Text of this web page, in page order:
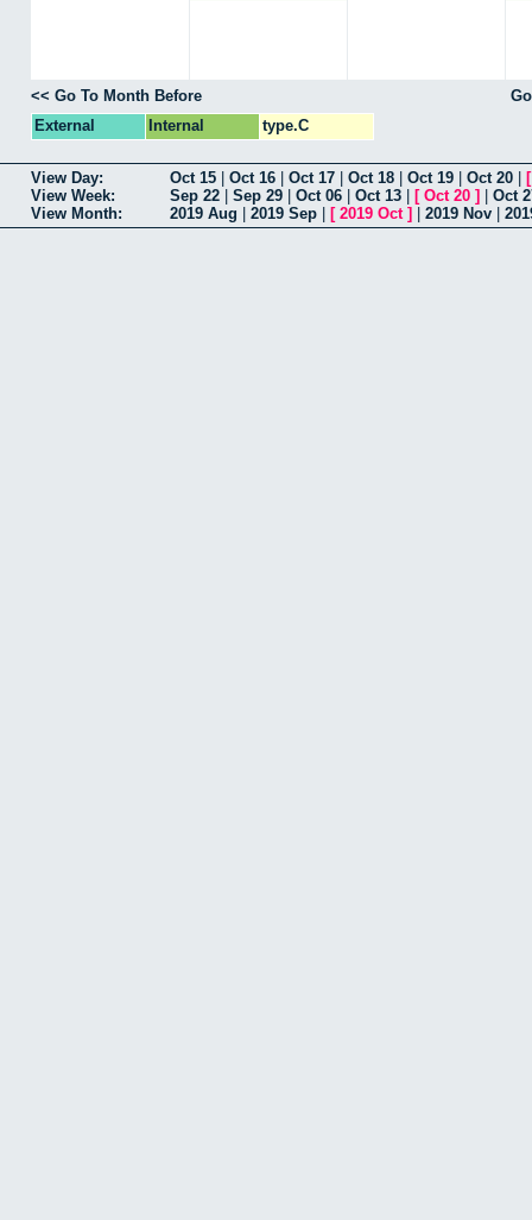
<< Go To Month Before
External
Internal type.C
View Day: Oct 15 Oct 16 Oct 17 Oct 18 Oct 19 Oct 20
View Week:
Sep 22 Sep 29 Oct 06 Oct 13 [ Oct 20 ]
Oct
View Month:
2019 Aug 2019 Sep [ 2019 Oct ] 2019 Nov